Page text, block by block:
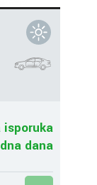
isporuka
dana